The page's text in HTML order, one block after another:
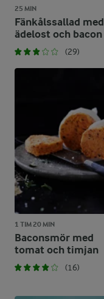
25 MIN
Fänkålssallad med
ädelost och bacon
(29)
1 TIM 20 MIN
Baconsmör med
tomat och timjan
(16)